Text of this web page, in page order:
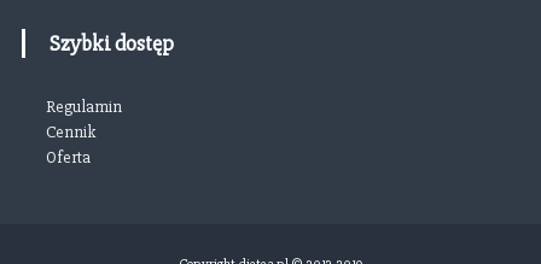
Szybki dostęp
Regulamin
Cennik
Oferta